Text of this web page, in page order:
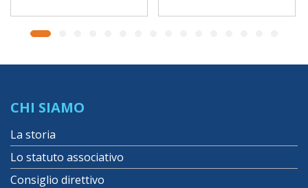
CHI SIAMO
La storia
Lo statuto associativo
Consiglio direttivo